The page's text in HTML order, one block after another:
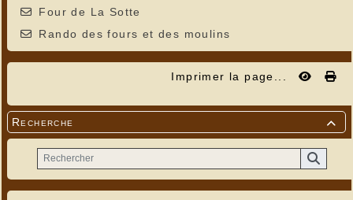
Four de La Sotte
Rando des fours et des moulins
Imprimer la page...

Recherche